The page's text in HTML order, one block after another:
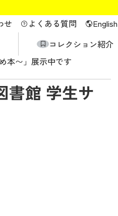
せ よくある質問 English
コレクション紹介
本〜」展示中です
書館 学生サ